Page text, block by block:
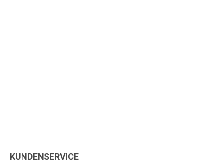
KUNDENSERVICE